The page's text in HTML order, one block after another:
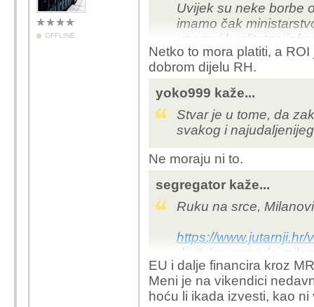
OFFLINE
Uvijek su neke borbe
imamo čak
napravi kvalitetna
će ljudima ipak biti
Netko to mora platiti, a
dobrom dijelu RH.
yoko999 kaže...
Stvar je u tome, da
svakog i
Ne moraju ni to.
segregator kaže...
Ruku na srce,
https://
digitalne-agende-
hrvatska-od-svog-
https://
EU i dalje financira kroz
Meni je na vikendici
hoću li ikada izvesti, kao